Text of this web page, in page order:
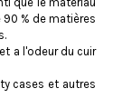
% de matières
a l'odeur du cuir
cases et autres